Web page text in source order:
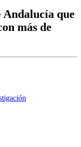
Andalucía que
más de